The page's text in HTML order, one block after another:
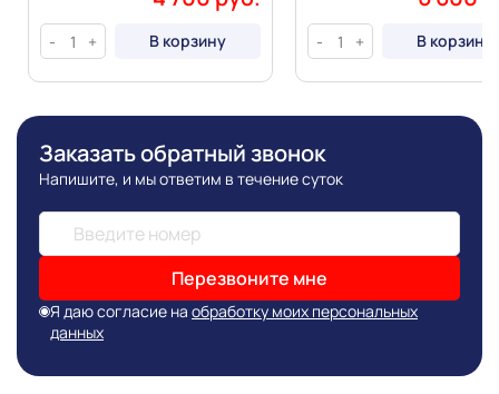
- + В корзину - + В корзину
Заказать обратный звонок
Напишите, и мы ответим в течение суток
Перезвоните мне
Я даю согласие на обработку моих персональных
данных